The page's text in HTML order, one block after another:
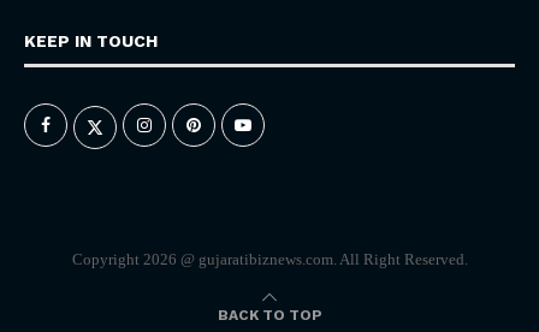
KEEP IN TOUCH
Copyright 2026 @ gujaratibiznews.com. All Right Reserved.
BACK TO TOP